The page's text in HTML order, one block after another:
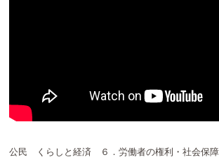
公民 くらしと経済 ６．労働者の権利・社会保障